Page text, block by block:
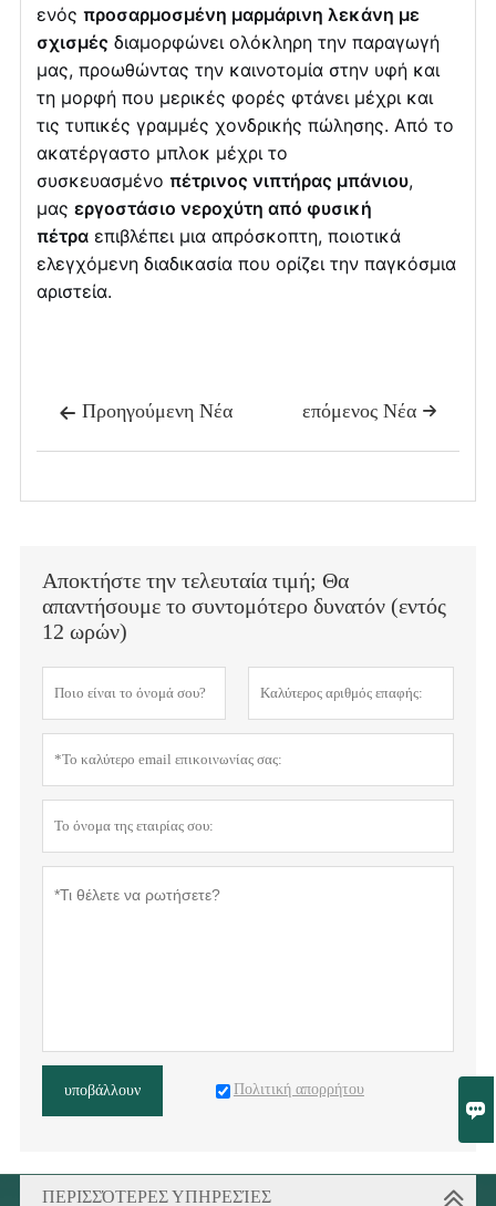

ενός προσαρμοσμένη μαρμάρινη λεκάνη με
σχισμές διαμορφώνει ολόκληρη την παραγωγή
μας, προωθώντας την καινοτομία στην υφή και
τη μορφή που μερικές φορές φτάνει μέχρι και
τις τυπικές γραμμές χονδρικής πώλησης. Από το
ακατέργαστο μπλοκ μέχρι το
συσκευασμένο πέτρινος νιπτήρας μπάνιου,
μας εργοστάσιο νεροχύτη από φυσική
πέτραεπιβλέπει μια απρόσκοπτη, ποιοτικά
ελεγχόμενη διαδικασία που ορίζει την παγκόσμια
αριστεία.
 Προηγούμενη Νέα 
επόμενος Νέα
Αποκτήστε την τελευταία τιμή; Θα
απαντήσουμε το συντομότερο δυνατόν (εντός
12 ωρών)
υποβάλλουν Πολιτική απορρήτου
ΠΕΡΙΣΣΌΤΕΡΕΣ ΥΠΗΡΕΣΊΕΣ